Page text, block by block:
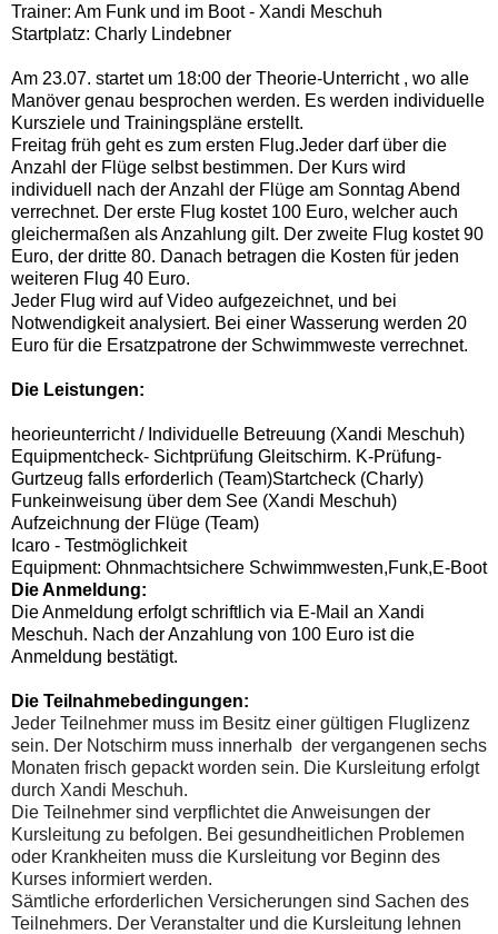
Trainer: Am Funk und im Boot - Xandi Meschuh
Startplatz: Charly Lindebner
Am 23.07. startet um 18:00 der Theorie-Unterricht , wo alle
Manöver genau besprochen werden. Es werden individuelle
Kursziele und Trainingspläne erstellt.
Freitag früh geht es zum ersten Flug.Jeder darf über die
Anzahl der Flüge selbst bestimmen. Der Kurs wird
individuell nach der Anzahl der Flüge am Sonntag Abend
verrechnet. Der erste Flug kostet 100 Euro, welcher auch
gleichermaßen als Anzahlung gilt. Der zweite Flug kostet 90
Euro, der dritte 80. Danach betragen die Kosten für jeden
weiteren Flug 40 Euro.
Jeder Flug wird auf Video aufgezeichnet, und bei
Notwendigkeit analysiert. Bei einer Wasserung werden 20
Euro für die Ersatzpatrone der Schwimmweste verrechnet.
Die Leistungen:
heorieunterricht / Individuelle Betreuung (Xandi Meschuh)
Equipmentcheck- Sichtprüfung Gleitschirm. K-Prüfung-
Gurtzeug falls erforderlich (Team)Startcheck (Charly)
Funkeinweisung über dem See (Xandi Meschuh)
Aufzeichnung der Flüge (Team)
Icaro - Testmöglichkeit
Equipment: Ohnmachtsichere Schwimmwesten,Funk,E-Boot
Die Anmeldung:
Die Anmeldung erfolgt schriftlich via E-Mail an Xandi
Meschuh. Nach der Anzahlung von 100 Euro ist die
Anmeldung bestätigt.
Die Teilnahmebedingungen:
Jeder Teilnehmer muss im Besitz einer gültigen Fluglizenz
sein. Der Notschirm muss innerhalb der vergangenen sechs
Monaten frisch gepackt worden sein. Die Kursleitung erfolgt
durch Xandi Meschuh.
Die Teilnehmer sind verpflichtet die Anweisungen der
Kursleitung zu befolgen. Bei gesundheitlichen Problemen
oder Krankheiten muss die Kursleitung vor Beginn des
Kurses informiert werden.
Sämtliche erforderlichen Versicherungen sind Sachen des
Teilnehmers. Der Veranstalter und die Kursleitung lehnen